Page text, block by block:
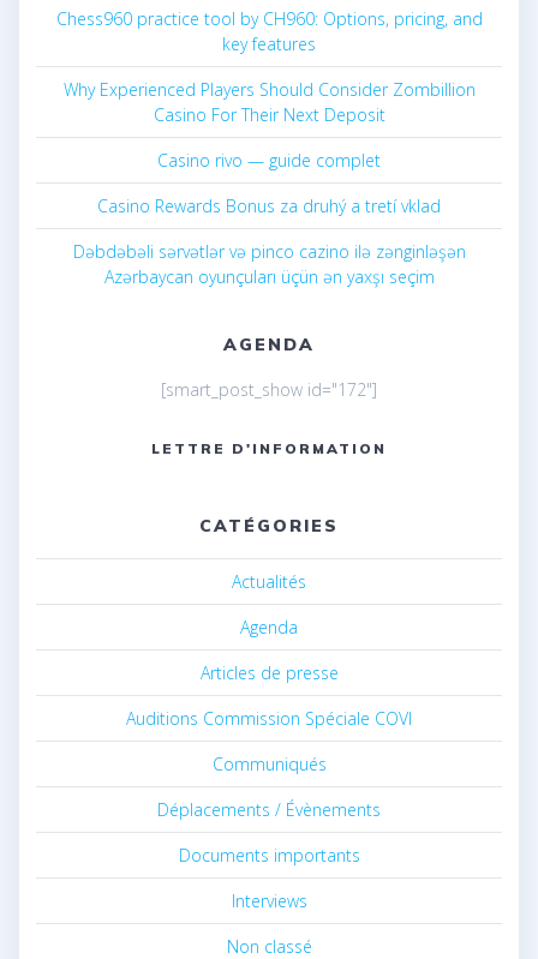
Chess960 practice tool by CH960: Options, pricing, and
key features
Why Experienced Players Should Consider Zombillion
Casino For Their Next Deposit
Casino rivo — guide complet
Casino Rewards Bonus za druhý a tretí vklad
Dəbdəbəli sərvətlər və pinco cazino ilə zənginləşən
Azərbaycan oyunçuları üçün ən yaxşı seçim
AGENDA
[smart_post_show id="172"]
LETTRE D'INFORMATION
CATÉGORIES
Actualités
Agenda
Articles de presse
Auditions Commission Spéciale COVI
Communiqués
Déplacements / Évènements
Documents importants
Interviews
Non classé